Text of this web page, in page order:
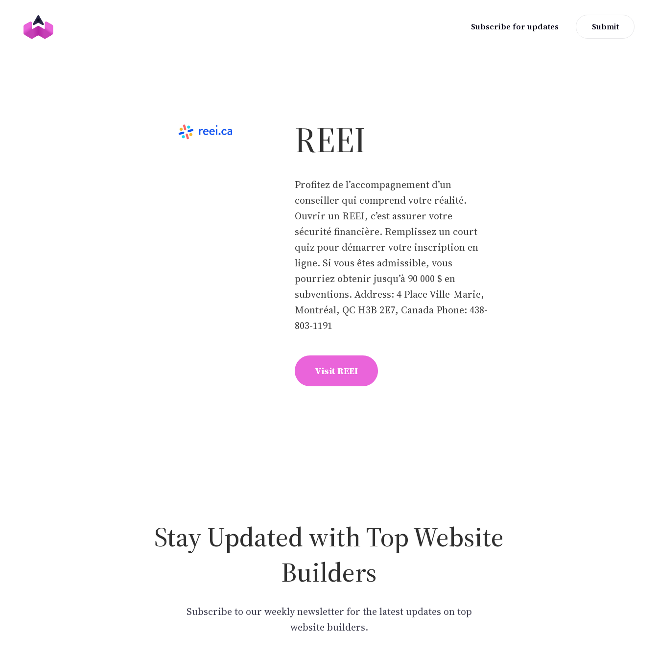
Submit
Subscribe for updates
REEI
Profitez de l’accompagnement d’un
conseiller qui comprend votre réalité.
Ouvrir un REEI, c’est assurer votre
sécurité financière. Remplissez un court
quiz pour démarrer votre inscription en
ligne. Si vous êtes admissible, vous
pourriez obtenir jusqu’à 90 000 $ en
subventions. Address: 4 Place Ville-Marie,
Montréal, QC H3B 2E7, Canada Phone: 438-
803-1191
Visit REEI
Stay Updated with Top Website
Builders
Subscribe to our weekly newsletter for the latest updates on top
website builders.